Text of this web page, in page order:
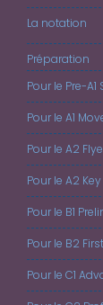
La notation
Préparation
Pour le Pre-A1
Pour le A1
Pour le A2
Pour le A2
Pour le B1
Pour le B2
Pour le C1